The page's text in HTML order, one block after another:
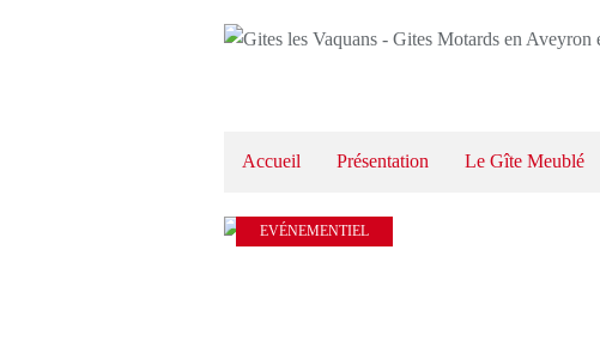
Accueil Présentation Le Gîte Meublé
EVÉNEMENTIEL